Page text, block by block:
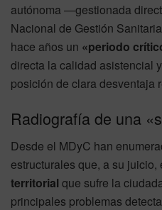
autónoma —gestionada
Nacional de Gestión
hace años un «periodo
directa la calidad asistencial
posición de clara desventaja
Radiografía de una
Desde el MDyC han
estructurales que, a su
territorial que sufre la
principales problemas